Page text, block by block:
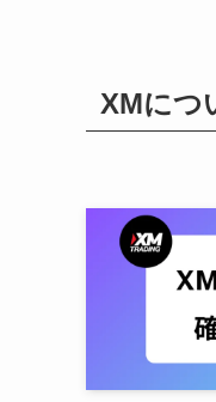
XMにつ